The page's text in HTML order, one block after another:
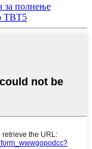
за полнење
TBT5